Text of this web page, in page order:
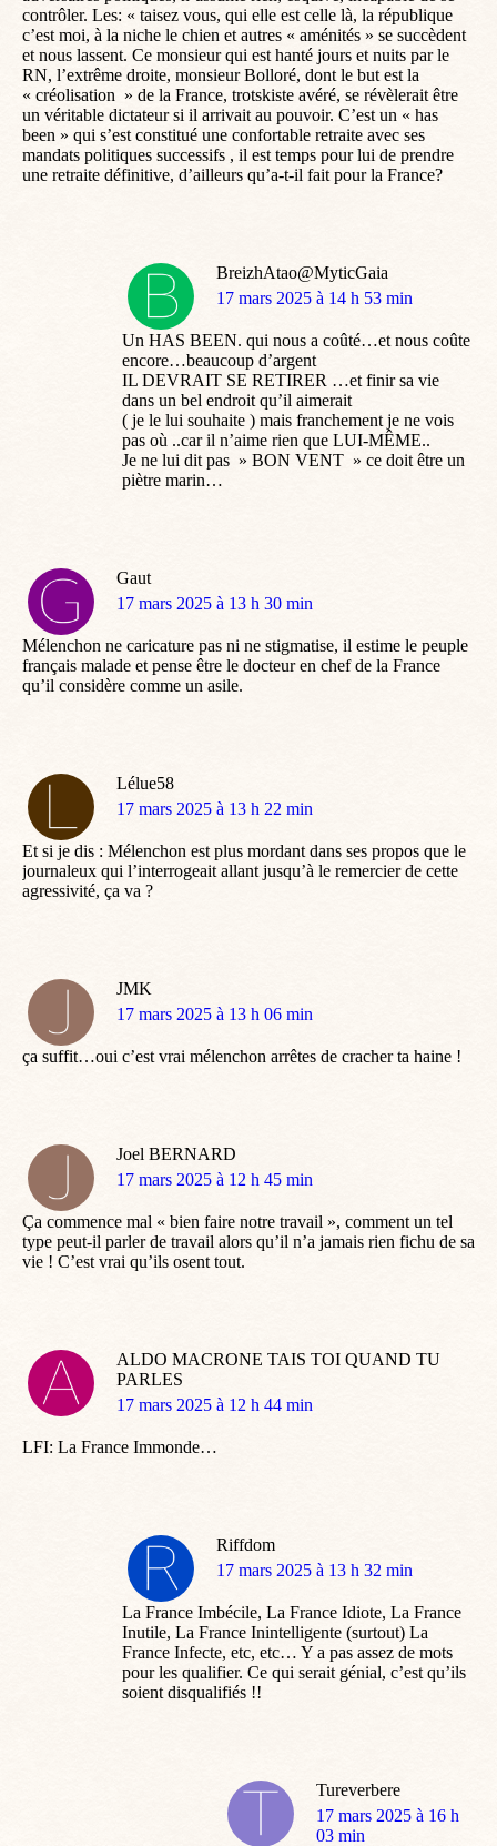
contrôler. Les: « taisez vous, qui elle est celle là, la république
c’est moi, à la niche le chien et autres « aménités » se succèdent
et nous lassent. Ce monsieur qui est hanté jours et nuits par le
RN, l’extrême droite, monsieur Bolloré, dont le but est la
« créolisation » de la France, trotskiste avéré, se révèlerait être
un véritable dictateur si il arrivait au pouvoir. C’est un « has
been » qui s’est constitué une confortable retraite avec ses
mandats politiques successifs , il est temps pour lui de prendre
une retraite définitive, d’ailleurs qu’a-t-il fait pour la France?
BreizhAtao@MyticGaia
dit
17 mars 2025 à 14 h 53 min
Un HAS BEEN. qui nous a coûté…et nous coûte
encore…beaucoup d’argent
IL DEVRAIT SE RETIRER …et finir sa vie
dans un bel endroit qu’il aimerait
( je le lui souhaite ) mais franchement je ne vois
pas où ..car il n’aime rien que LUI-MÊME..
Je ne lui dit pas » BON VENT » ce doit être un
piètre marin…
Gaut
dit
17 mars 2025 à 13 h 30 min
Mélenchon ne caricature pas ni ne stigmatise, il estime le peuple
français malade et pense être le docteur en chef de la France
qu’il considère comme un asile.
Lélue58
dit
17 mars 2025 à 13 h 22 min
Et si je dis : Mélenchon est plus mordant dans ses propos que le
journaleux qui l’interrogeait allant jusqu’à le remercier de cette
agressivité, ça va ?
JMK
dit
17 mars 2025 à 13 h 06 min
ça suffit…oui c’est vrai mélenchon arrêtes de cracher ta haine !
Joel BERNARD
dit
17 mars 2025 à 12 h 45 min
Ça commence mal « bien faire notre travail », comment un tel
type peut-il parler de travail alors qu’il n’a jamais rien fichu de sa
vie ! C’est vrai qu’ils osent tout.
ALDO MACRONE TAIS TOI QUAND TU
PARLES
dit
17 mars 2025 à 12 h 44 min
LFI: La France Immonde…
Riffdom
dit
17 mars 2025 à 13 h 32 min
La France Imbécile, La France Idiote, La France
Inutile, La France Inintelligente (surtout) La
France Infecte, etc, etc… Y a pas assez de mots
pour les qualifier. Ce qui serait génial, c’est qu’ils
soient disqualifiés !!
Tureverbere
dit
:
17 mars 2025 à 16 h
03 min